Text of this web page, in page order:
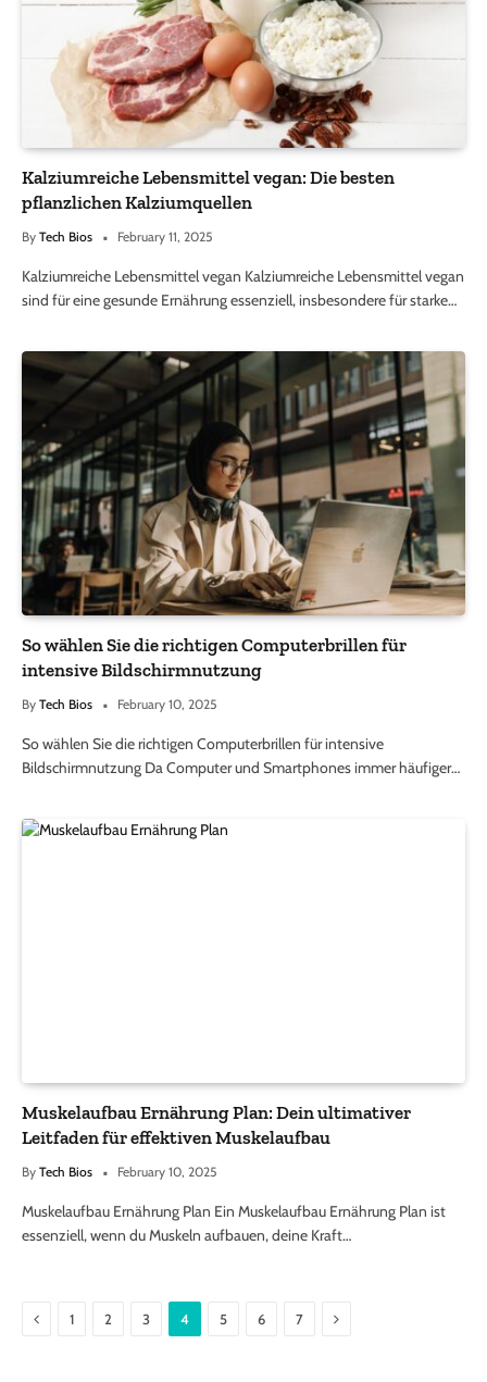
Kalziumreiche Lebensmittel vegan: Die besten
pflanzlichen Kalziumquellen
By Tech Bios February 11, 2025
Kalziumreiche Lebensmittel vegan Kalziumreiche Lebensmittel vegan
sind für eine gesunde Ernährung essenziell, insbesondere für starke…
So wählen Sie die richtigen Computerbrillen für
intensive Bildschirmnutzung
By Tech Bios February 10, 2025
So wählen Sie die richtigen Computerbrillen für intensive
Bildschirmnutzung Da Computer und Smartphones immer häufiger…
Muskelaufbau Ernährung Plan: Dein ultimativer
Leitfaden für effektiven Muskelaufbau
By Tech Bios February 10, 2025
Muskelaufbau Ernährung Plan Ein Muskelaufbau Ernährung Plan ist
essenziell, wenn du Muskeln aufbauen, deine Kraft…
Previous
1 2 3 4 5 6 7 Next